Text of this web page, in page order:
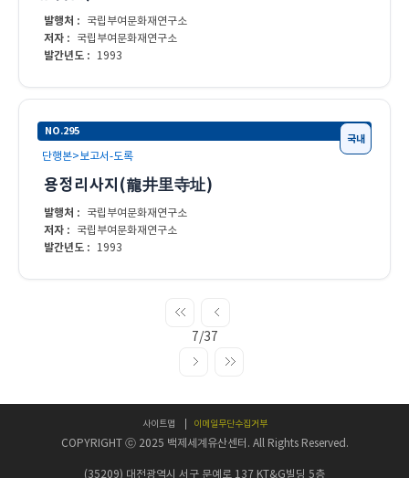
발행처 : 국립부여문화재연구소
저자 : 국립부여문화재연구소
발간년도 : 1993
NO.295
단행본>보고서-도록
용정리사지(龍井里寺址)
발행처 : 국립부여문화재연구소
저자 : 국립부여문화재연구소
발간년도 : 1993
국내
7/37
사이트맵 이메일무단수집거부
COPYRIGHT ⓒ 2025 백제세계유산센터. All Rights Reserved.
(35209) 대전광역시 서구 문예로 137 KT&G빌딩 5층